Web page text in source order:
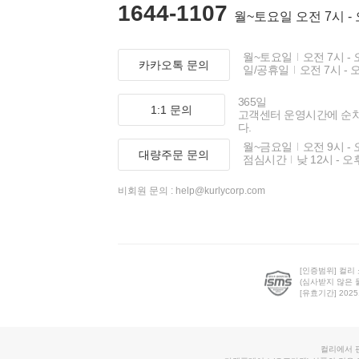
1644-1107 월~토요일 오전 7시 -
카카오톡 문의
월~토요일
오전 7시 -
일/공휴일
오전 7시 -
1:1 문의
365일
고객센터 운영시간에 순
다.
대량주문 문의
월~금요일
오전 9시 -
점심시간
낮 12시 - 오
비회원 문의 : help@kurlycorp.com
[인증범위] 컬리
(심사받지 않은
[유효기간]
컬리에서